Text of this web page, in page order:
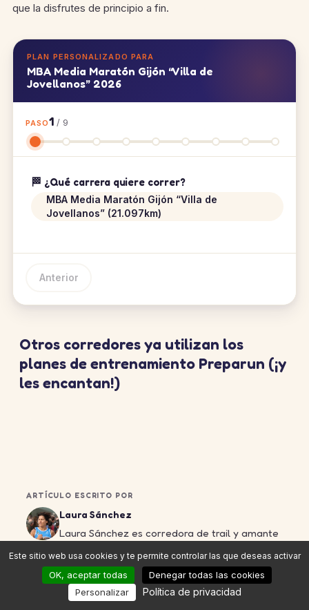
que la disfrutes de principio a fin.
PLAN PERSONALIZADO PARA
MBA Media Maratón Gijón “Villa de
Jovellanos” 2026
PASO1 / 9
🏁 ¿Qué carrera quiere correr?
MBA Media Maratón Gijón “Villa de
Jovellanos” (21.097km)
Anterior
Otros corredores ya utilizan los
planes de entrenamiento Preparun (¡y
les encantan!)
ARTÍCULO ESCRITO POR
Laura Sánchez
Laura Sánchez es corredora de trail y amante
de carreras populares antes de orientarse
progresivamente hacia el trail,……Leer más →
Este sitio web usa cookies y te permite controlar las que deseas activar
OK, aceptar todas
Denegar todas las cookies
Personalizar
Política de privacidad